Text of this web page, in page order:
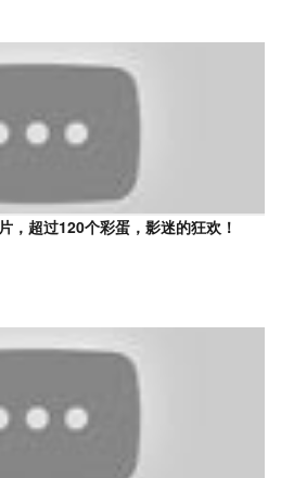
，超过120个彩蛋，影迷的狂欢！